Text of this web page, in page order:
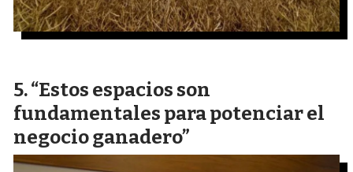
“Estos espacios son
fundamentales para potenciar el
negocio ganadero”